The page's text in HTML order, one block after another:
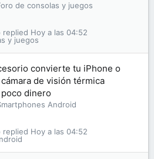
de consolas y juegos
y juegos
Hoy a las 04:52
convierte tu iPhone o
de visión térmica
dinero
Android
Hoy a las 04:52